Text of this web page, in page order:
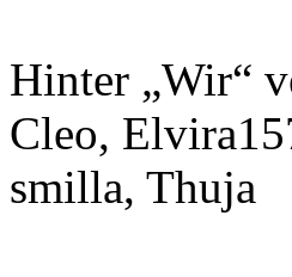
Hinter „Wir“
Cleo,
smilla, Thuja